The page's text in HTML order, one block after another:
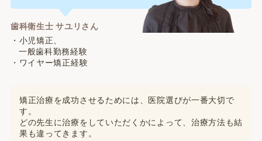
歯科衛生士 サユリさん
・小児矯正、
一般歯科勤務経験
・ワイヤー矯正経験
矯正治療を成功させるためには、医院選びが一番大切で
す。
どの先生に治療をしていただくかによって、治療方法も結
果も違ってきます。